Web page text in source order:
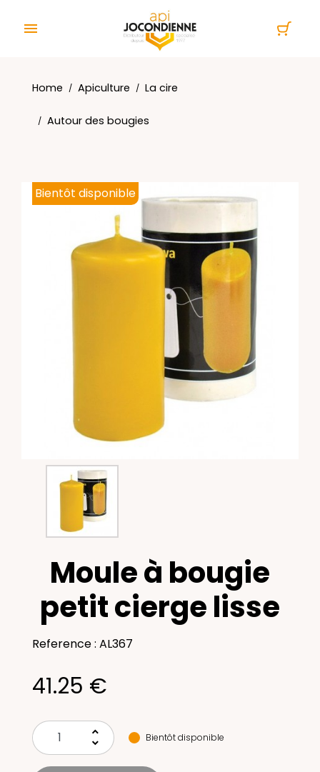

Home Apiculture La cire
Autour des bougies
Bientôt disponible
Moule à bougie
petit cierge lisse
Reference : AL367
41.25 €
keyboard_arrow_up
keyboard_arrow_down
Bientôt disponible